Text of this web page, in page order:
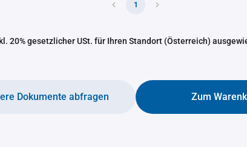
1
20% gesetzlicher USt. für Ihren Standort (Österreich)
Zum
Dokumente abfragen